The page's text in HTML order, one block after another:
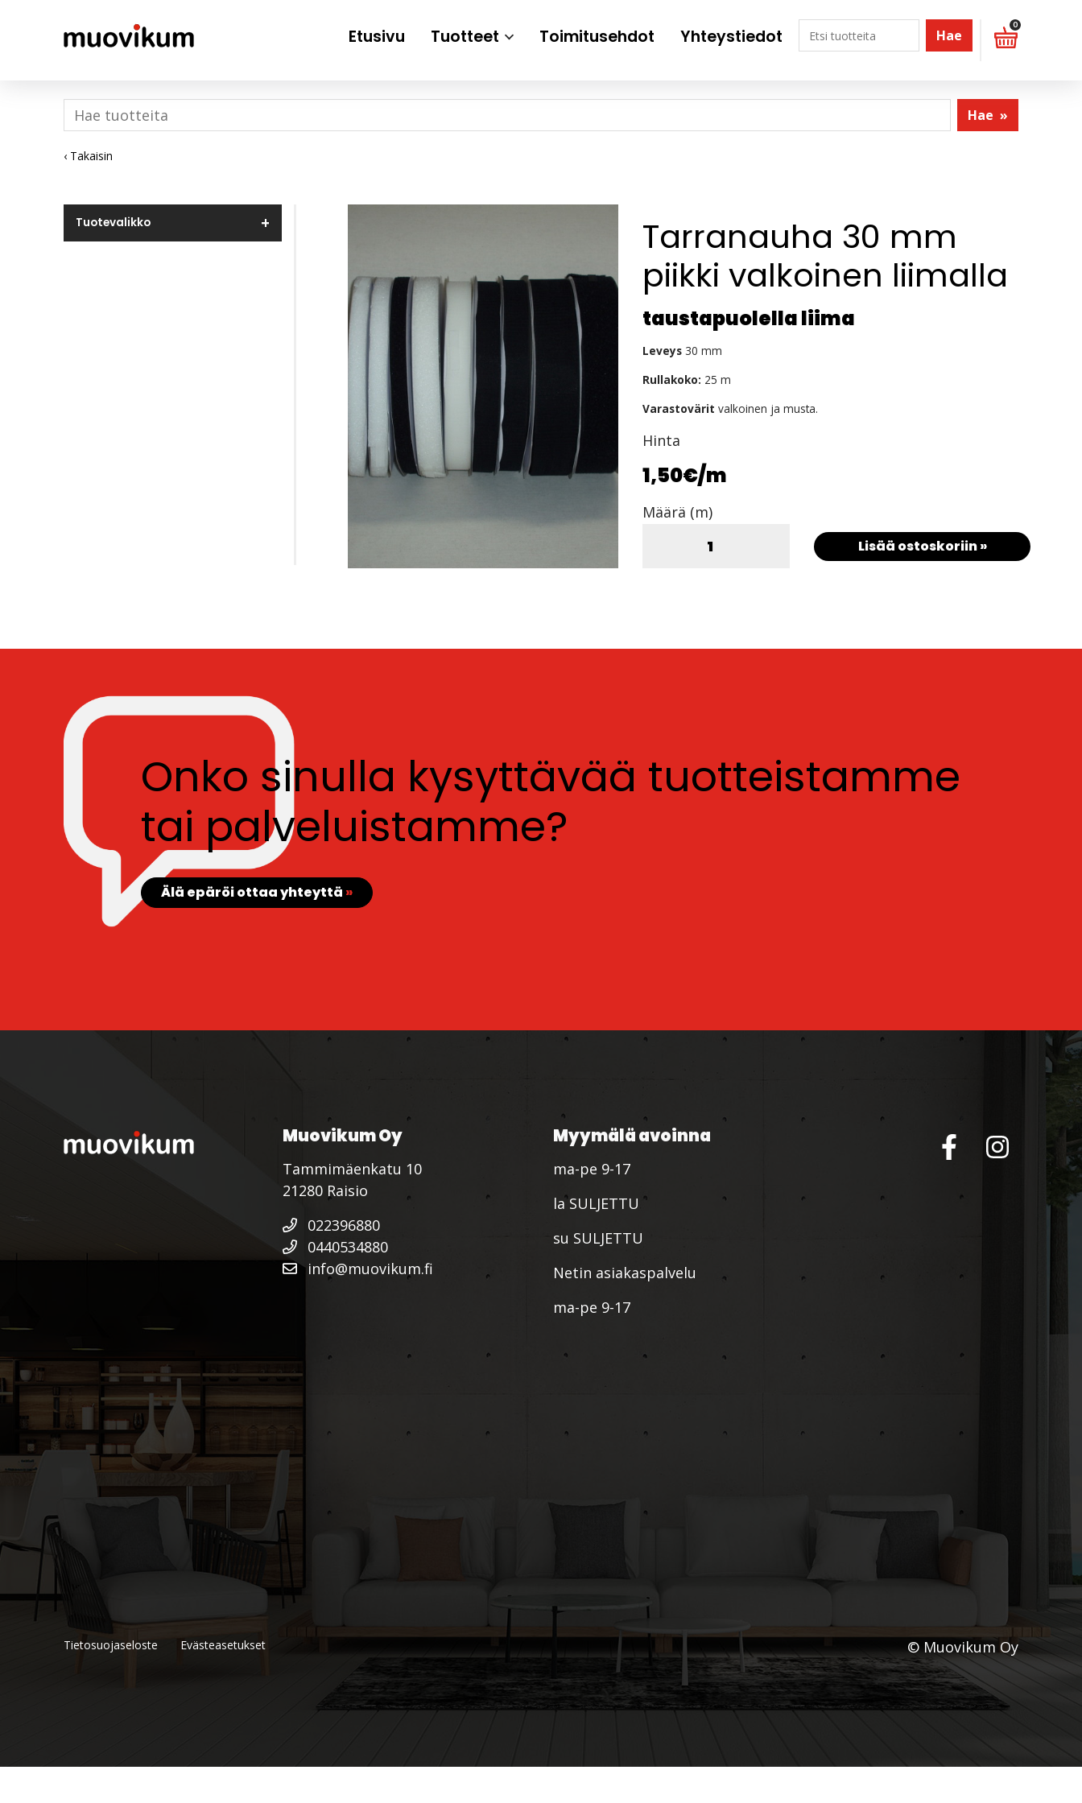
Etusivu Tuotteet Toimitusehdot Yhteystiedot Hae
0
Hae »
‹ Takaisin
Tuotevalikko
Tarranauha 30 mm
piikki valkoinen liimalla
taustapuolella liima
Leveys30 mm
Rullakoko: 25 m
Varastovärit valkoinen ja musta.
Hinta
1,50€/m
Määrä (m)
Lisää ostoskoriin »
Onko sinulla kysyttävää tuotteistamme
tai palveluistamme?
Älä epäröi ottaa yhteyttä »
Muovikum Oy
Tammimäenkatu 10
21280 Raisio
022396880
0440534880
info@muovikum.fi
Myymälä avoinna
ma-pe 9-17
la SULJETTU
su SULJETTU
Netin asiakaspalvelu
ma-pe 9-17
Tietosuojaseloste Evästeasetukset © Muovikum Oy